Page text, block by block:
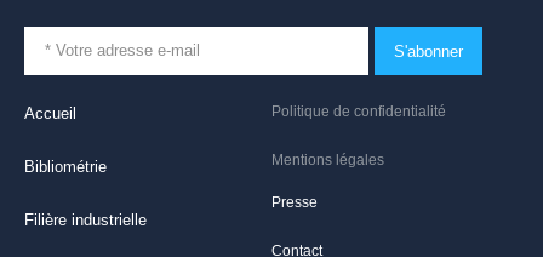
Politique de confidentialité
Mentions légales
Presse
Contact
Accueil
Bibliométrie
Filière industrielle
S'abonner